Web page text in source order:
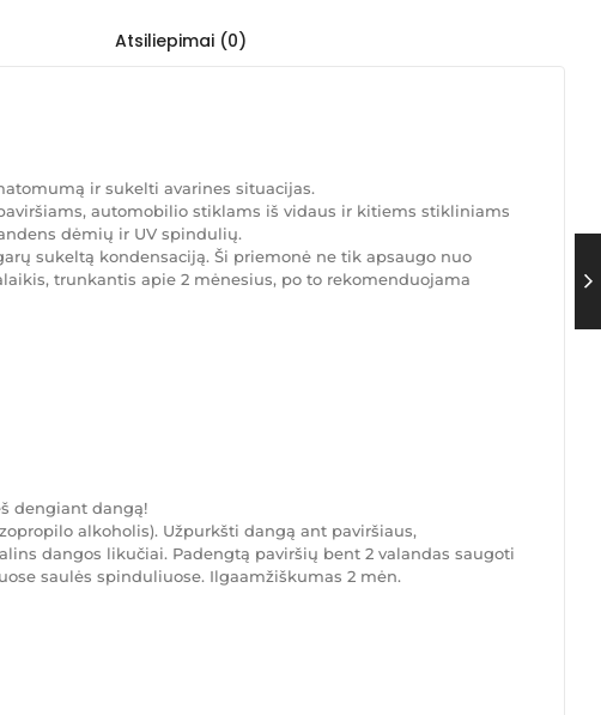
Atsiliepimai (0)
ir sukelti avarines situacijas.
automobilio stiklams iš vidaus ir kitiems stikliniams
dėmių ir UV spindulių.
sukeltą kondensaciją. Ši priemonė ne tik apsaugo nuo
trunkantis apie 2 mėnesius, po to rekomenduojama
dengiant dangą!
alkoholis). Užpurkšti dangą ant paviršiaus,
dangos likučiai. Padengtą paviršių bent 2 valandas saugoti
saulės spinduliuose. Ilgaamžiškumas 2 mėn.